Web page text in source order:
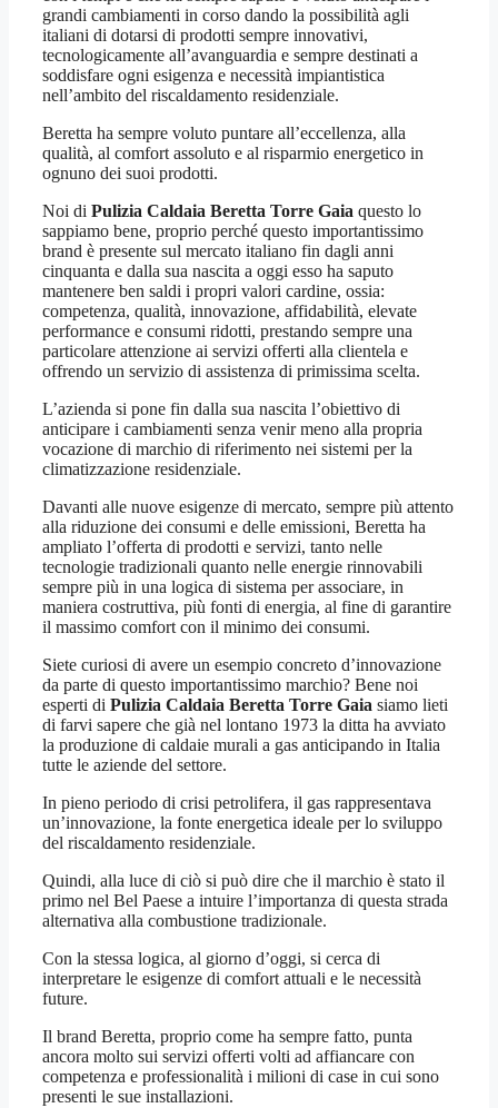
grandi cambiamenti in corso dando la possibilità agli
italiani di dotarsi di prodotti sempre innovativi,
tecnologicamente all’avanguardia e sempre destinati a
soddisfare ogni esigenza e necessità impiantistica
nell’ambito del riscaldamento residenziale.
Beretta ha sempre voluto puntare all’eccellenza, alla
qualità, al comfort assoluto e al risparmio energetico in
ognuno dei suoi prodotti.
Noi di Pulizia Caldaia Beretta Torre Gaia questo lo
sappiamo bene, proprio perché questo importantissimo
brand è presente sul mercato italiano fin dagli anni
cinquanta e dalla sua nascita a oggi esso ha saputo
mantenere ben saldi i propri valori cardine, ossia:
competenza, qualità, innovazione, affidabilità, elevate
performance e consumi ridotti, prestando sempre una
particolare attenzione ai servizi offerti alla clientela e
offrendo un servizio di assistenza di primissima scelta.
L’azienda si pone fin dalla sua nascita l’obiettivo di
anticipare i cambiamenti senza venir meno alla propria
vocazione di marchio di riferimento nei sistemi per la
climatizzazione residenziale.
Davanti alle nuove esigenze di mercato, sempre più attento
alla riduzione dei consumi e delle emissioni, Beretta ha
ampliato l’offerta di prodotti e servizi, tanto nelle
tecnologie tradizionali quanto nelle energie rinnovabili
sempre più in una logica di sistema per associare, in
maniera costruttiva, più fonti di energia, al fine di garantire
il massimo comfort con il minimo dei consumi.
Siete curiosi di avere un esempio concreto d’innovazione
da parte di questo importantissimo marchio? Bene noi
esperti di Pulizia Caldaia Beretta Torre Gaia siamo lieti
di farvi sapere che già nel lontano 1973 la ditta ha avviato
la produzione di caldaie murali a gas anticipando in Italia
tutte le aziende del settore.
In pieno periodo di crisi petrolifera, il gas rappresentava
un’innovazione, la fonte energetica ideale per lo sviluppo
del riscaldamento residenziale.
Quindi, alla luce di ciò si può dire che il marchio è stato il
primo nel Bel Paese a intuire l’importanza di questa strada
alternativa alla combustione tradizionale.
Con la stessa logica, al giorno d’oggi, si cerca di
interpretare le esigenze di comfort attuali e le necessità
future.
Il brand Beretta, proprio come ha sempre fatto, punta
ancora molto sui servizi offerti volti ad affiancare con
competenza e professionalità i milioni di case in cui sono
presenti le sue installazioni.